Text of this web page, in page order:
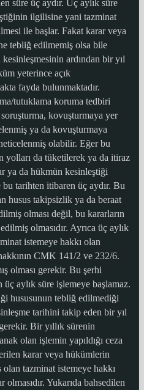
süre üç aydır. Üç aylık süre
ilgilisine yani tazminat
ile başlar. Fakat karar veya
tebliğ edilmemiş olsa bile
ardından bir yıl
yeterince açık
fayda bulunmaktadır.
tutuklama koruma tedbiri
kovuşturmaya yer
ya da kovuşturmaya
olabilir. Eğer bu
yolları da tüketilerek ya da itiraz
ya da hükmün kesinleştiği
tarihten itibaren üç aydır. Bu
husus takipsizlik ya da beraat
olması değil, bu kararların
olmasıdır. Ayrıca üç aylık
istemeye hakkı olan
CMK 141/2 ve 232/6.
olması gerekir. Bu şerhi
üç aylık süre işlemeye başlamaz.
hususunun tebliğ edilmediği
tarihini takip eden bir yıl
Bir yıllık sürenin
olan işlemin yapıldığı ceza
karar veya hükümlerin
tazminat istemeye hakkı
Yukarıda bahsedilen